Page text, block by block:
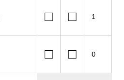
□ □ 1
□ □ 0